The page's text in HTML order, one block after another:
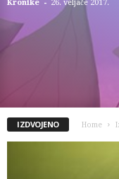
Kronike 26. veljače 2017.
IZDVOJENO Home